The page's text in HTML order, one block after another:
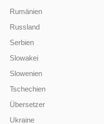
Rumänien
Russland
Serbien
Slowakei
Slowenien
Tschechien
Übersetzer
Ukraine